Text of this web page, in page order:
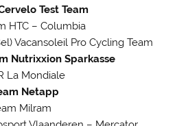
Test Team
HTC – Columbia
Vacansoleil Pro Cycling Team
Nutrixxion Sparkasse
La Mondiale
Netapp
Milram